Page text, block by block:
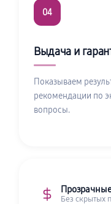
04
Выдача и
Показываем
рекомендации по
вопросы.
Без скрытых